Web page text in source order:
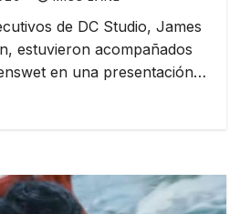
de DC Studio, James
estuvieron acompañados
en una presentación…